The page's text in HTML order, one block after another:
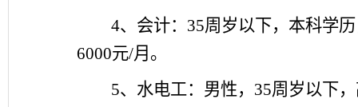
4、会计： 35周岁以下，本科学
6000元/月 。
5、水电工：男性， 35周岁以下